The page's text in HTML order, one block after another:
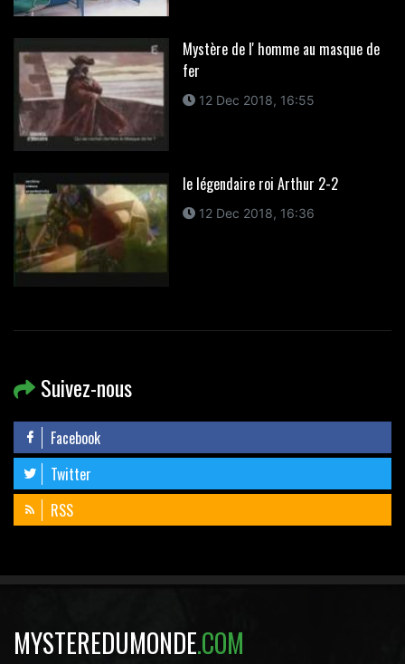
Mystère de l' homme au masque de
fer
12 Dec 2018, 16:55
le légendaire roi Arthur 2-2
12 Dec 2018, 16:36
Suivez-nous
Facebook
Twitter
RSS
MYSTEREDUMONDE.COM